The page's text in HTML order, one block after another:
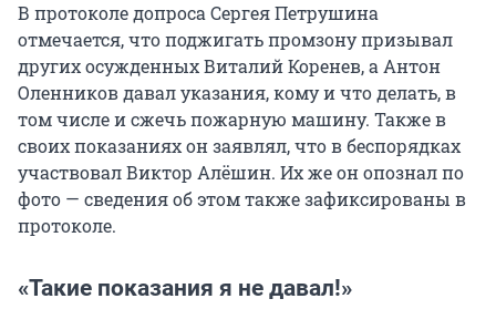
В протоколе допроса Сергея Петрушина
отмечается, что поджигать промзону призывал
других осужденных Виталий Коренев, а Антон
Оленников давал указания, кому и что делать, в
том числе и сжечь пожарную машину. Также в
своих показаниях он заявлял, что в беспорядках
участвовал Виктор Алёшин. Их же он опознал по
фото — сведения об этом также зафиксированы в
протоколе.
«Такие показания я не давал!»